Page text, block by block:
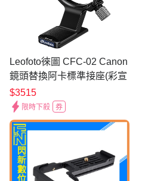
Leofoto徠圖 CFC-02 Canon
鏡頭替換阿卡標準接座(彩宣
總代理)
$3515
限時下殺 券